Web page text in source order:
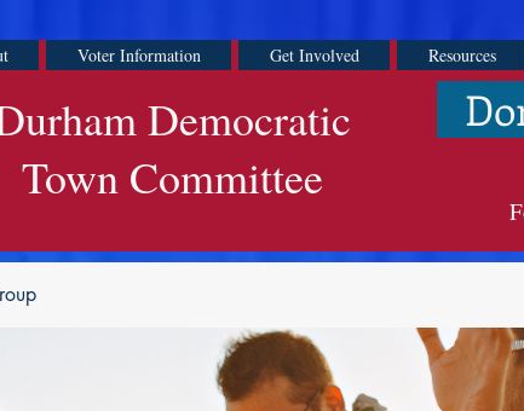
Voter Information Get Involved Resources
Democratic
Town Committee